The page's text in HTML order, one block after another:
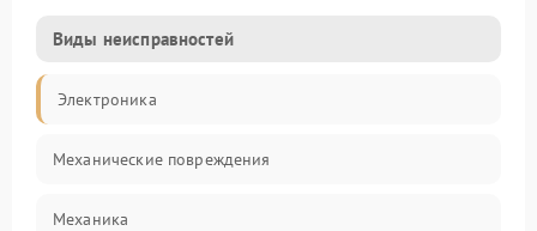
Виды неисправностей
Электроника
Механические повреждения
Механика